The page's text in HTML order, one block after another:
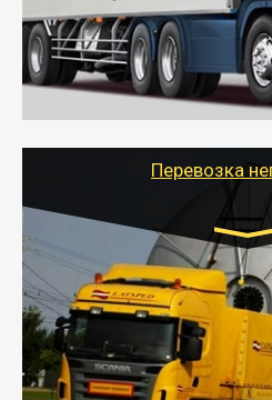
- Рефрижераторные
соблюдением
термописцем, санитарной
книжкой у водителя.
- Тайгер Логистик поможет
скоропортящиеся продукты
Перевозка
Цена за км.
- Перевозка техники и
осуществляется после
перевозку (обычно 7-14